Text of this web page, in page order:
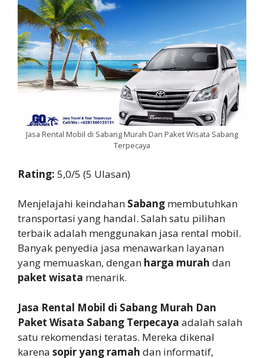
Jasa Rental Mobil di Sabang Murah Dan Paket Wisata Sabang
Terpecaya
Rating: 5,0/5 (5 Ulasan)
Menjelajahi keindahan Sabang membutuhkan
transportasi yang handal. Salah satu pilihan
terbaik adalah menggunakan jasa rental mobil.
Banyak penyedia jasa menawarkan layanan
yang memuaskan, dengan harga murah dan
paket wisata menarik.
Jasa Rental Mobil di Sabang Murah Dan
Paket Wisata Sabang Terpecaya adalah salah
satu rekomendasi teratas. Mereka dikenal
karena sopir yang ramah dan informatif,